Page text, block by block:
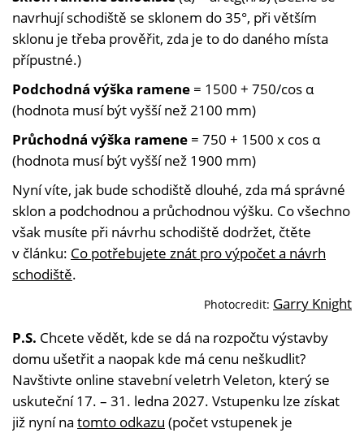
navrhují schodiště se sklonem do 35°, při větším
sklonu je třeba prověřit, zda je to do daného místa
přípustné.)
Podchodná výška ramene = 1500 + 750/cos α
(hodnota musí být vyšší než 2100 mm)
Průchodná výška ramene = 750 + 1500 x cos α
(hodnota musí být vyšší než 1900 mm)
Nyní víte, jak bude schodiště dlouhé, zda má správné
sklon a podchodnou a průchodnou výšku. Co všechno
však musíte při návrhu schodiště dodržet, čtěte
v článku: Co potřebujete znát pro výpočet a návrh
schodiště.
Photocredit: Garry Knight
P.S. Chcete vědět, kde se dá na rozpočtu výstavby
domu ušetřit a naopak kde má cenu neškudlit?
Navštivte online stavební veletrh Veleton, který se
uskuteční 17. – 31. ledna 2027. Vstupenku lze získat
již nyní na tomto odkazu (počet vstupenek je